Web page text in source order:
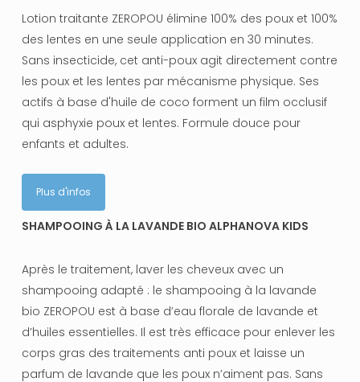
Lotion traitante ZEROPOU élimine 100% des poux et 100%
des lentes en une seule application en 30 minutes.
Sans insecticide, cet anti-poux agit directement contre
les poux et les lentes par mécanisme physique. Ses
actifs à base d'huile de coco forment un film occlusif
qui asphyxie poux et lentes. Formule douce pour
enfants et adultes.
Plus d'infos
SHAMPOOING À LA LAVANDE BIO ALPHANOVA KIDS
Après le traitement, laver les cheveux avec un
shampooing adapté : le shampooing à la lavande
bio ZEROPOU est à base d’eau florale de lavande et
d’huiles essentielles. Il est très efficace pour enlever les
corps gras des traitements anti poux et laisse un
parfum de lavande que les poux n’aiment pas. Sans